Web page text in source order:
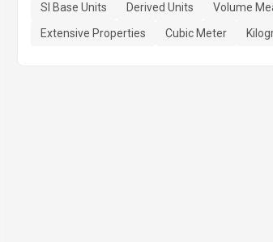
SI Base Units Derived Units Volume
Extensive Properties
Cubic Meter